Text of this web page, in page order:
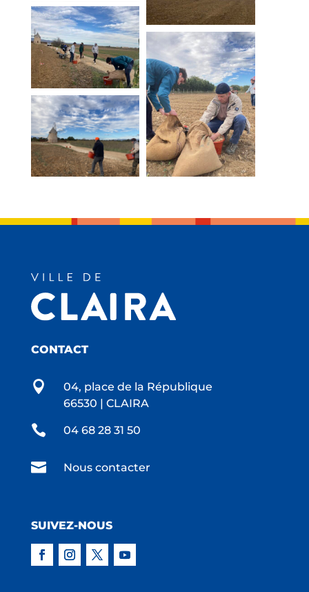
CONTACT

04, place de la République
66530 | CLAIRA
 04 68 28 31 50
 Nous contacter
SUIVEZ-NOUS